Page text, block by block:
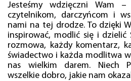
Jesteśmy wdzięczni Wam –
czytelnikom, darczyńcom i
nami na tej drodze. To dzięki
inspirować, modlić się i dzielić
rozmowa, każdy komentarz,
świadectwo i każda modlitwa
nas wielkim darem. Niech
wszelkie dobro, jakie nam